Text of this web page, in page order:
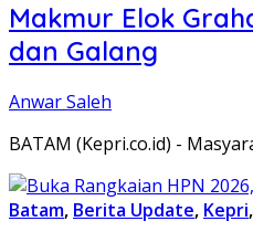
Makmur Elok
dan Galang
Anwar Saleh
BATAM (Kepri.co.id) -
Batam, Berita Update, Kepri,